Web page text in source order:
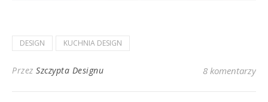
DESIGN KUCHNIA DESIGN
Przez Szczypta Designu 8 komentarzy